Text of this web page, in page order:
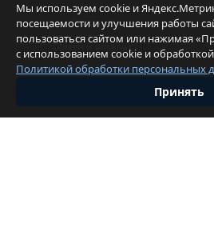
Доставка
Обмен и возврат
Блог
Правила публикации отзывов
Мы используем cookie и
посещаемости и улучшения работы
пользоваться сайтом или нажимая
с использованием cookie и
Политикой обработки персональных
Принять